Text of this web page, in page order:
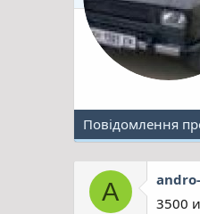
Повідомлення
A
3500